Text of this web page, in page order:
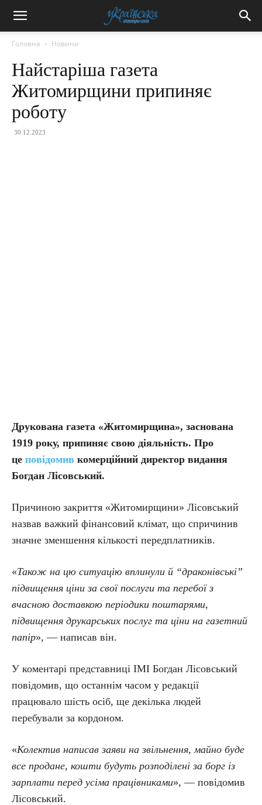
Головна Новини
Найстаріша газета
Житомирщини припиняє
роботу
30.12.2023
Друкована газета «Житомирщина», заснована
1919 року, припиняє свою діяльність. Про
це повідомив комерційний директор видання
Богдан Лісовський.
Причиною закриття «Житомирщини» Лісовський
назвав важкий фінансовий клімат, що спричинив
значне зменшення кількості передплатників.
«Також на цю ситуацію вплинули й “драконівські”
підвищення ціни за свої послуги та перебої з
вчасною доставкою періодики поштарями,
підвищення друкарських послуг та ціни на газетний
папір», — написав він.
У коментарі представниці ІМІ Богдан Лісовський
повідомив, що останнім часом у редакції
працювало шість осіб, ще декілька людей
перебували за кордоном.
«Колектив написав заяви на звільнення, майно буде
все продане, кошти будуть розподілені за борг із
зарплати перед усіма працівниками», — повідомив
Лісовський.